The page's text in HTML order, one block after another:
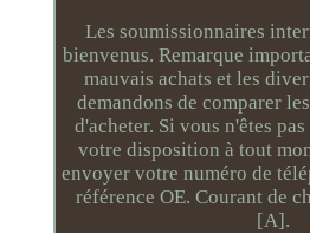
Les soumissionnaires
bienvenus. Remarque
mauvais achats et les
demandons de comparer
d'acheter. Si vous n'êtes
votre disposition à tout
envoyer votre numéro de
référence OE. Courant de
[A].